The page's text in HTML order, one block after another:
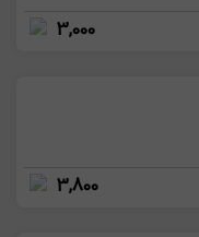
3,000
3,800